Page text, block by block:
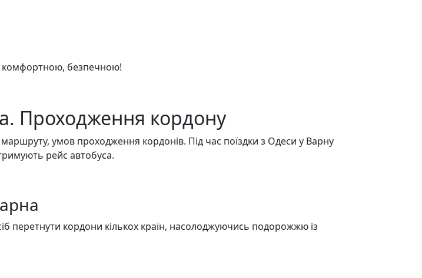
комфортною, безпечною!
Проходження кордону
умов проходження кордонів. Під час поїздки з Одеси у Варну
рейс автобуса.
перетнути кордони кількох країн, насолоджуючись подорожжю із